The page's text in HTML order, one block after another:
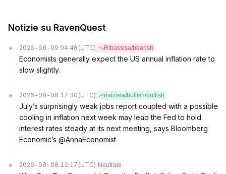
Notizie su RavenQuest
2026-08-09 04:48 (UTC) Ribassisa/bearish
Economists generally expect the US annual inflation rate to
slow slightly.
2026-08-08 17:30 (UTC) rialzista/bullish/bullish
July’s surprisingly weak jobs report coupled with a possible
cooling in inflation next week may lead the Fed to hold
interest rates steady at its next meeting, says Bloomberg
Economic’s @AnnaEconomist
2026-08-08 13:17 (UTC) Neutrale